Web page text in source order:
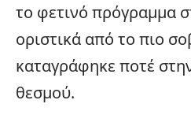
το φετινό πρόγραμμα
οριστικά από το πιο
καταγράφηκε ποτέ
θεσμού.